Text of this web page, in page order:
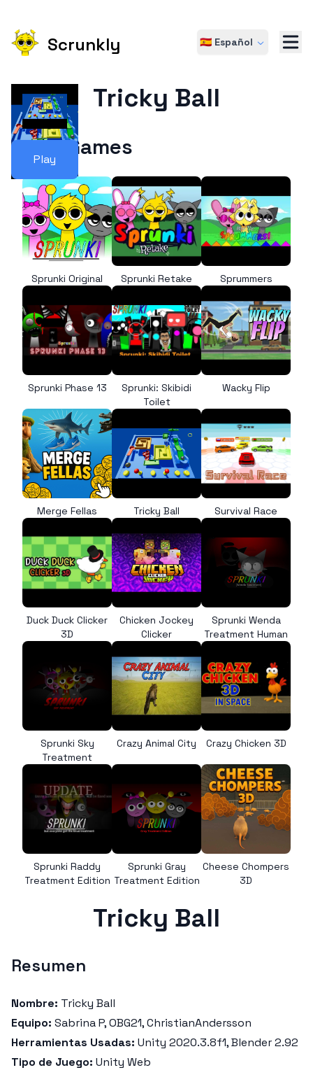
Scrunkly 🇪🇸 Español
Play
Tricky Ball
More Games
Sprunki Original Sprunki Retake Sprummers
Sprunki Phase 13
Sprunki: Skibidi
Toilet
Wacky Flip
Merge Fellas Tricky Ball Survival Race
Duck Duck Clicker
3D
Chicken Jockey
Clicker
Sprunki Wenda
Treatment Human
Sprunki Sky
Treatment
Crazy Animal City Crazy Chicken 3D
Sprunki Raddy
Treatment Edition
Sprunki Gray
Treatment Edition
Cheese Chompers
3D
Tricky Ball
Resumen
Nombre: Tricky Ball
Equipo: Sabrina P, OBG21, ChristianAndersson
Herramientas Usadas: Unity 2020.3.8f1, Blender 2.92
Tipo de Juego: Unity Web